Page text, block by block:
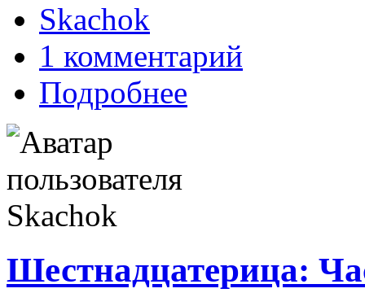
Skachok
1 комментарий
Подробнее
Шестнадцатерица: